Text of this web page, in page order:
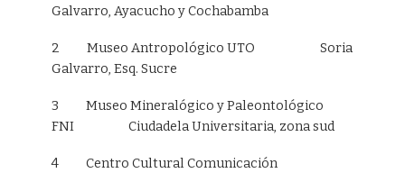
Galvarro, Ayacucho y Cochabamba
2 Museo Antropológico UTO Soria
Galvarro, Esq. Sucre
3 Museo Mineralógico y Paleontológico
FNI Ciudadela Universitaria, zona sud
4 Centro Cultural Comunicación